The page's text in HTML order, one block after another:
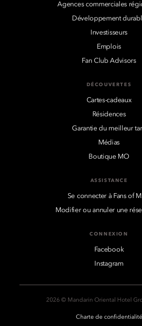
Agences commerciales
Développement
Investisseurs
Emplois
Fan Club Advisors
DÉCOUVERTES
Cartes-cadeaux
Résidences
Garantie du meilleur
Médias
Boutique MO
ASSISTANCE
Se connecter à Fans of
Modifier ou annuler une
CONNEXION
Facebook
Instagram
2026 © Mandarin Oriental Hotel
Charte de confidentialité